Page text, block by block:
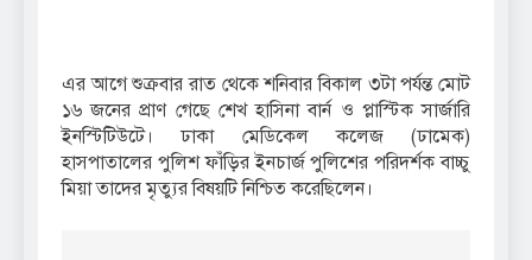
এর আগে শুক্রবার রাত থেকে শনিবার বিকাল ৩টা পর্যন্ত মোট
১৬ জনের প্রাণ গেছে শেখ হাসিনা বার্ন ও প্লাস্টিক সার্জারি
ইনস্টিটিউটে। ঢাকা মেডিকেল কলেজ (ঢামেক)
হাসপাতালের পুলিশ ফাঁড়ির ইনচার্জ পুলিশের পরিদর্শক বাচ্চু
মিয়া তাদের মৃত্যুর বিষয়টি নিশ্চিত করেছিলেন।